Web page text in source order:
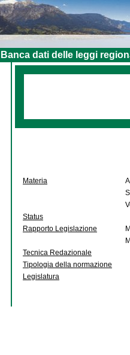
Banca dati delle leggi
Materia
Status
Rapporto Legislazione
Tecnica Redazionale
Tipologia della normazione
Legislatura